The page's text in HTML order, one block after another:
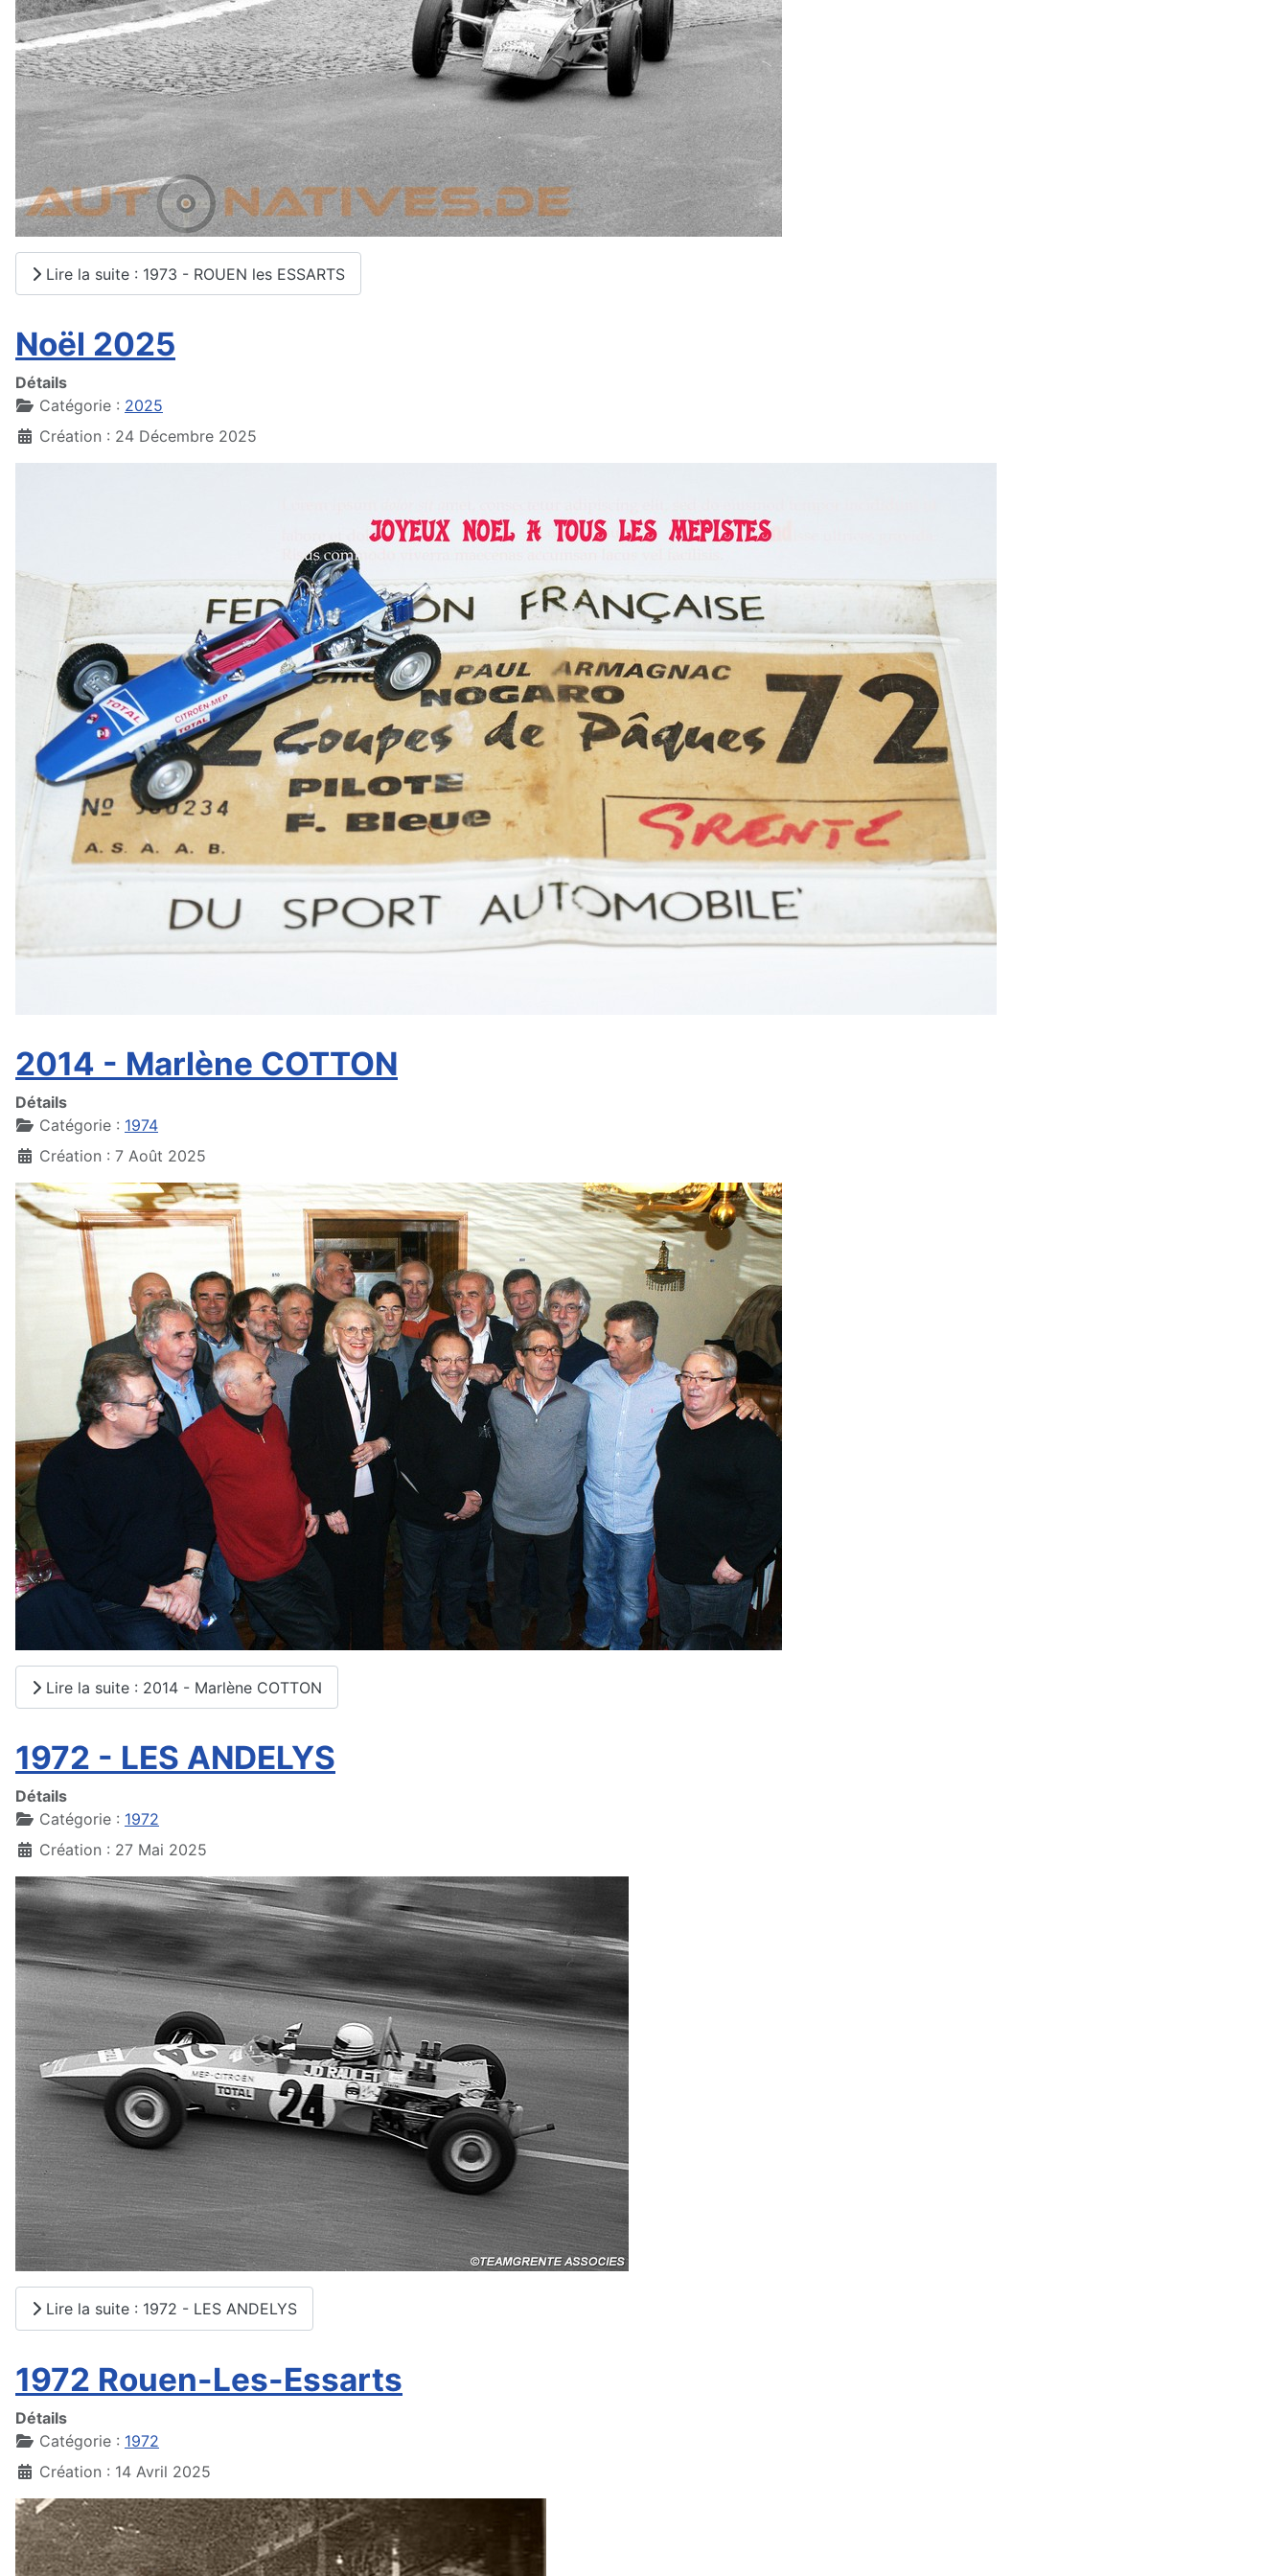
Lire la suite : 1973 - ROUEN les ESSARTS
Noël 2025
Détails
Catégorie : 2025
Création : 24 Décembre 2025
2014 - Marlène COTTON
Détails
Catégorie : 1974
Création : 7 Août 2025
Lire la suite : 2014 - Marlène COTTON
1972 - LES ANDELYS
Détails
Catégorie : 1972
Création : 27 Mai 2025
Lire la suite : 1972 - LES ANDELYS
1972 Rouen-Les-Essarts
Détails
Catégorie : 1972
Création : 14 Avril 2025